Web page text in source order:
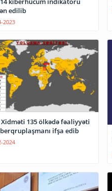
edilib
2023
135 ölkədə fəaliyyəti
ifşa edib
2024